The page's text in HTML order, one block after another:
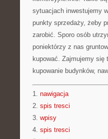
sytuacjach inwestujemy
punkty sprzedaży, żeby
zarobić. Sporo osób
poniektórzy z nas
kupować. Zajmujemy się
kupowanie budynków,
1. nawigacja
2. spis tresci
3. wpisy
4. spis tresci